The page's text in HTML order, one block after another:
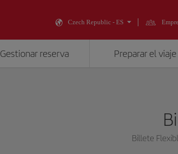
Czech Republic - ES
Gestionar reserva Preparar el viaje
Billete